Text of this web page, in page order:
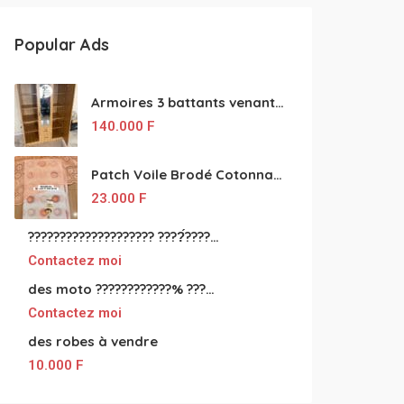
Popular Ads
Armoires 3 battants venant de Turquie disponibles
140.000 F
Patch Voile Brodé Cotonnade et Tinu Minu de l’Inde ???????? ????
23.000 F
???????????????????? ????́???????????????????????????????????????? à vendre
Contactez moi
des moto ????????????% ????́???????????????????????????????????? à vendre
Contactez moi
des robes à vendre
10.000 F